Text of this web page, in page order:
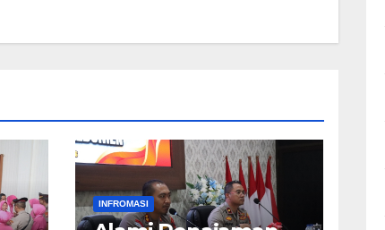
INFROMASI